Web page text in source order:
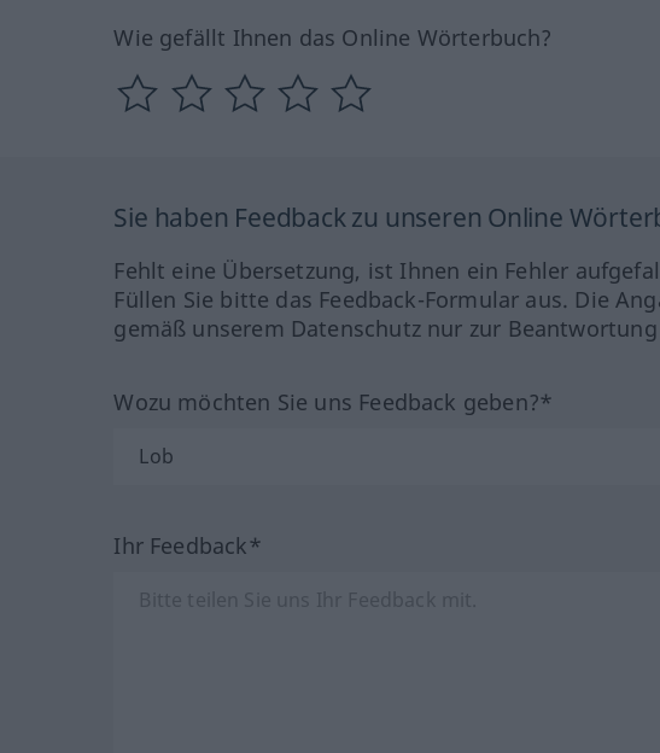
Wie gefällt Ihnen das Online Wörterbuch?
Sie haben Feedback zu unseren Online
Fehlt eine Übersetzung, ist Ihnen ein Fehler
Füllen Sie bitte das Feedback-Formular aus. Die
gemäß unserem Datenschutz nur zur
Wozu möchten Sie uns Feedback geben?*
Ihr Feedback*